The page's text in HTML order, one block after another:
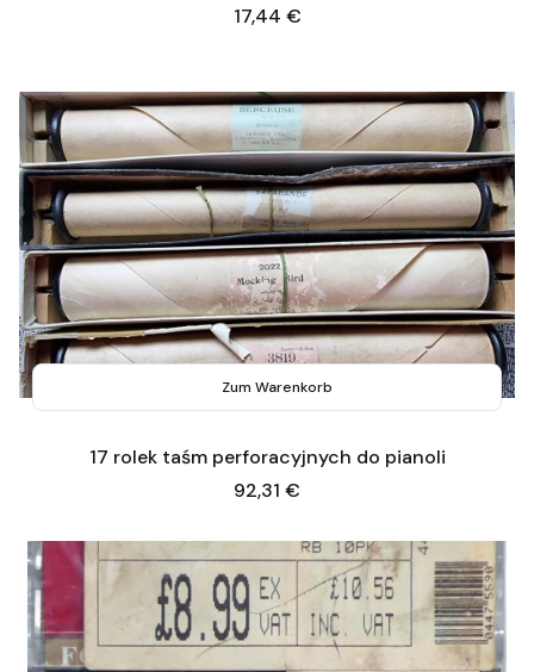
Preis
17,44 €
Zum Warenkorb
17 rolek taśm perforacyjnych do pianoli
Preis
92,31 €